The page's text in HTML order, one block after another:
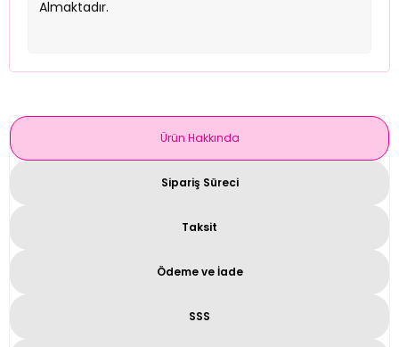
Almaktadır.
Ürün Hakkında
Sipariş Süreci
Taksit
Ödeme ve İade
SSS